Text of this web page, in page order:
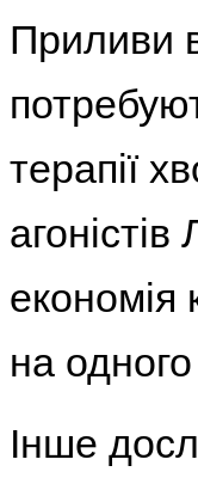
Приливи
терапії
економія
на одного
Інше